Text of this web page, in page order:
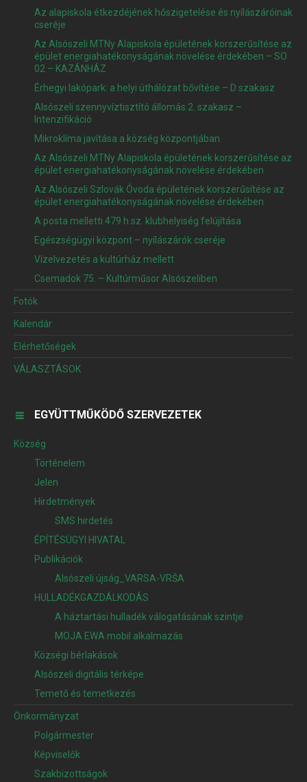
Az alapiskola étkezdéjének hőszigetelése és nyílászáróinak
cseréje
Az Alsószeli MTNy Alapiskola épületének korszerűsítése az
épület energiahatékonyságának növelése érdekében – SO
02 – KAZÁNHÁZ
Érhegyi lakópark: a helyi úthálózat bővítése – D szakasz
Alsószeli szennyvíztisztító állomás 2. szakasz –
Intenzifikáció
Mikroklíma javítása a község központjában
Az Alsószeli MTNy Alapiskola épületének korszerűsítése az
épület energiahatékonyságának növelése érdekében
Az Alsószeli Szlovák Óvoda épületének korszerűsítése az
épület energiahatékonyságának növelése érdekében
A posta melletti 479 h.sz. klubhelyiség felújítása
Egészségügyi központ – nyílászárók cseréje
Vízelvezetés a kultúrház mellett
Csemadok 75. – Kultúrműsor Alsószeliben
Fotók
Kalendár
Elérhetőségek
VÁLASZTÁSOK
EGYÜTTMŰKÖDŐ SZERVEZETEK
Község
Történelem
Jelen
Hirdetmények
SMS hirdetés
ÉPÍTÉSÜGYI HIVATAL
Publikációk
Alsószeli újság_VARSA-VRŠA
HULLADÉKGAZDÁLKODÁS
A háztartási hulladék válogatásának szintje
MOJA EWA mobil alkalmazás
Községi bérlakások
Alsószeli digitális térképe
Temető és temetkezés
Önkormányzat
Polgármester
Képviselők
Szakbizottságok